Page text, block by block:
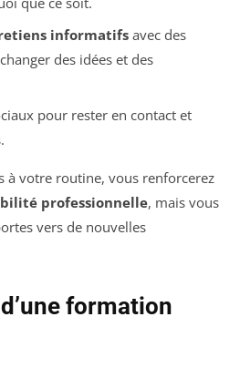
informatifsavec des
des idées et des
pour rester en contact et
à votre routine, vous renforcerez
professionnelle, mais vous
vers de nouvelles
formation